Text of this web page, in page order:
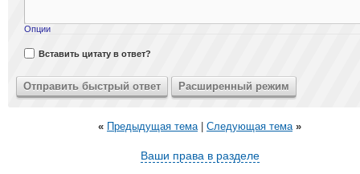
Опции
Вставить цитату в ответ?
« Предыдущая тема| Следующая тема »
Ваши права в разделе